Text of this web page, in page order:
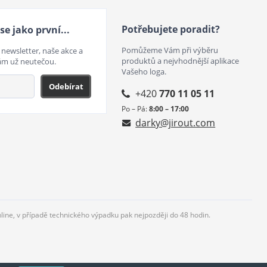
jako první...
naše akce a
už neutečou.
Odebírat
Potřebujete poradit?
Pomůžeme Vám při výběru
produktů a nejvhodnější aplikace
Vašeho loga.
+420770 11 05 11
Po – Pá:8:00 – 17:00
darky@jirout.com
v případě technického výpadku pak nejpozději do 48 hodin.